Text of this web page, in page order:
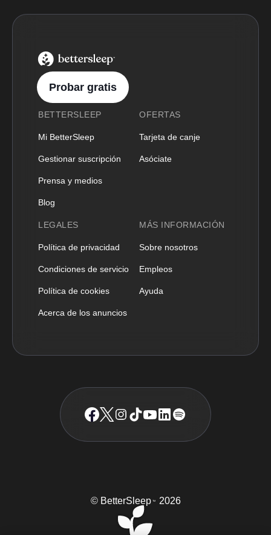
BetterSleep Logo
Probar gratis
BETTERSLEEP
Mi BetterSleep
Gestionar suscripción
Prensa y medios
Blog
OFERTAS
Tarjeta de canje
Asóciate
LEGALES
Política de privacidad
Condiciones de servicio
Política de cookies
Acerca de los anuncios
MÁS INFORMACIÓN
Sobre nosotros
Empleos
Ayuda
© BetterSleep TM 2026